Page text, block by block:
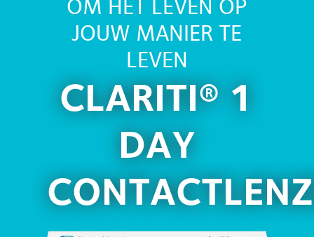
JOUW MANIER TE
LEVEN
CLARITI® 1
DAY